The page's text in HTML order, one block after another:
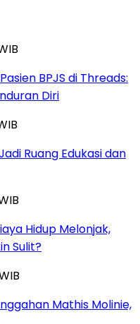
BPJS di Threads:
Diri
Ruang Edukasi dan
Hidup Melonjak,
Sulit?
Mathis Molinie,